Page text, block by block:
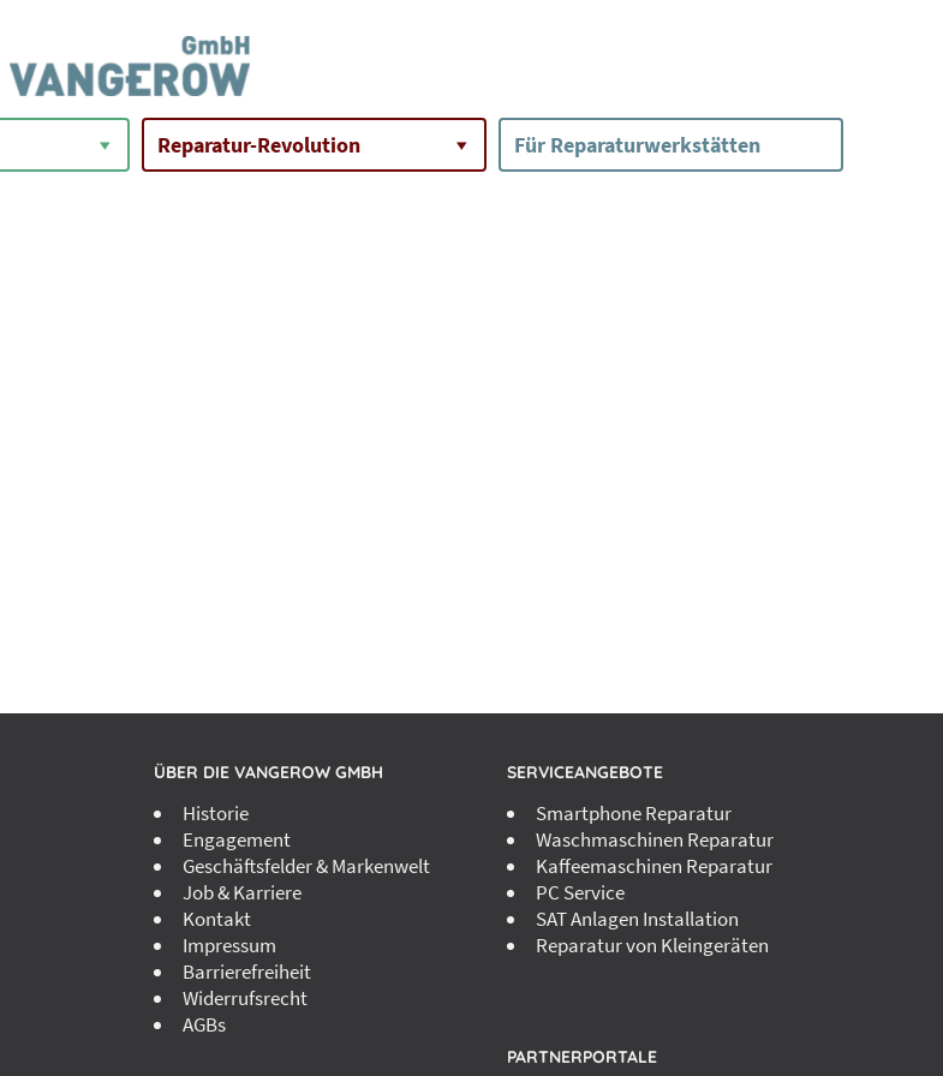
Reparatur-Revolution Für Reparaturwerkstätten
ÜBER DIE VANGEROW GMBH
Historie
Engagement
Geschäftsfelder & Markenwelt
Job & Karriere
Kontakt
Impressum
Barrierefreiheit
Widerrufsrecht
AGBs
SERVICEANGEBOTE
Smartphone Reparatur
Waschmaschinen Reparatur
Kaffeemaschinen Reparatur
PC Service
SAT Anlagen Installation
Reparatur von Kleingeräten
PARTNERPORTALE